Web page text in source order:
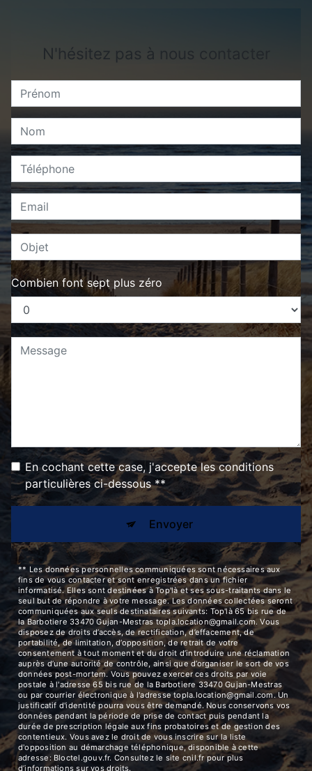
N'hésitez pas à nous contacter
Combien font sept plus zéro
En cochant cette case, j'accepte les conditions
particulières ci-dessous **
Envoyer
** Les données personnelles communiquées sont nécessaires aux
fins de vous contacter et sont enregistrées dans un fichier
informatisé. Elles sont destinées à Top'là et ses sous-traitants dans le
seul but de répondre à votre message. Les données collectées seront
communiquées aux seuls destinataires suivants: Top'là 65 bis rue de
la Barbotiere 33470 Gujan-Mestras topla.location@gmail.com. Vous
disposez de droits d’accès, de rectification, d’effacement, de
portabilité, de limitation, d’opposition, de retrait de votre
consentement à tout moment et du droit d’introduire une réclamation
auprès d’une autorité de contrôle, ainsi que d’organiser le sort de vos
données post-mortem. Vous pouvez exercer ces droits par voie
postale à l'adresse 65 bis rue de la Barbotiere 33470 Gujan-Mestras
ou par courrier électronique à l'adresse topla.location@gmail.com. Un
justificatif d'identité pourra vous être demandé. Nous conservons vos
données pendant la période de prise de contact puis pendant la
durée de prescription légale aux fins probatoires et de gestion des
contentieux. Vous avez le droit de vous inscrire sur la liste
d'opposition au démarchage téléphonique, disponible à cette
adresse:
Bloctel.gouv.fr. Consultez le site cnil.fr pour plus
d’informations sur vos droits.